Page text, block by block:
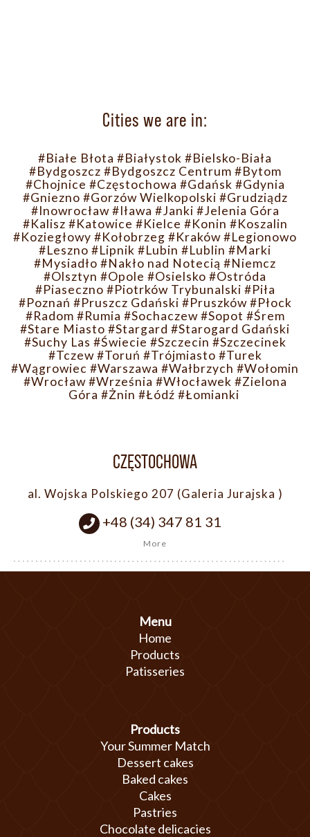
Cities we are in:
#Białe Błota #Białystok #Bielsko-Biała
#Bydgoszcz #Bydgoszcz Centrum #Bytom
#Chojnice #Częstochowa #Gdańsk #Gdynia
#Gniezno #Gorzów Wielkopolski #Grudziądz
#Inowrocław #Iława #Janki #Jelenia Góra
#Kalisz #Katowice #Kielce #Konin #Koszalin
#Koziegłowy #Kołobrzeg #Kraków#Legionowo
#Leszno #Lipnik #Lubin #Lublin #Marki
#Mysiadło #Nakło nad Notecią #Niemcz
#Olsztyn #Opole #Osielsko #Ostróda
#Piaseczno #Piotrków Trybunalski #Piła
#Poznań #Pruszcz Gdański #Pruszków #Płock
#Radom #Rumia #Sochaczew #Sopot #Śrem
#Stare Miasto #Stargard #Starogard Gdański
#Suchy Las #Świecie #Szczecin #Szczecinek
#Tczew #Toruń #Trójmiasto #Turek
#Wągrowiec #Warszawa #Wałbrzych #Wołomin
#Wrocław #Września #Włocławek #Zielona
Góra #Żnin #Łódź #Łomianki
CZĘSTOCHOWA
al. Wojska Polskiego 207 (Galeria Jurajska )
+48 (34) 347 81 31
More
Menu
Home
Products
Patisseries
Products
Your Summer Match
Dessert cakes
Baked cakes
Cakes
Pastries
Chocolate delicacies